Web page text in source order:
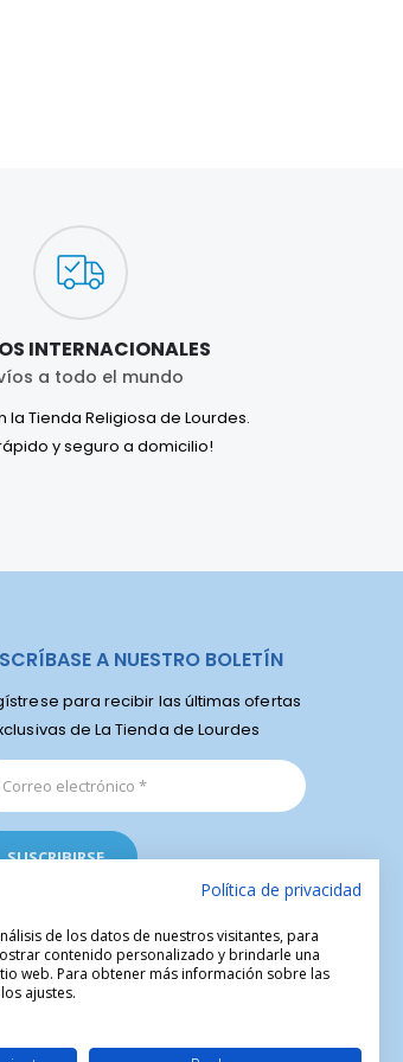
INTERNACIONALES
a todo el mundo
la Tienda Religiosa de Lourdes.
y seguro a domicilio!
A NUESTRO BOLETÍN
para recibir las últimas ofertas
de La Tienda de Lourdes
Política de privacidad
de los datos de nuestros visitantes, para
contenido personalizado y brindarle una
web. Para obtener más información sobre las
ajustes.